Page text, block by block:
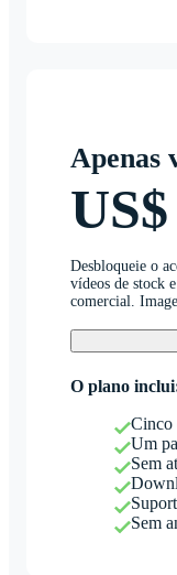
Apenas
Desbloqueie o
vídeos de stock
comercial.
O plano
Cinco
Um
Sem
Sem